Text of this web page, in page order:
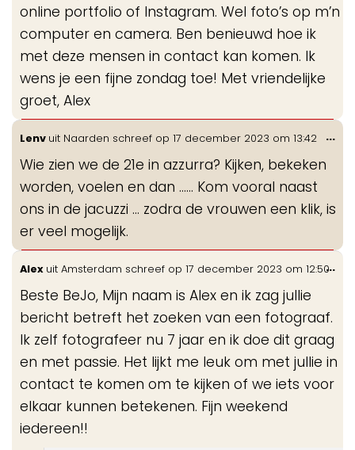
online portfolio of Instagram. Wel foto’s op m’n
computer en camera. Ben benieuwd hoe ik
met deze mensen in contact kan komen. Ik
wens je een fijne zondag toe! Met vriendelijke
groet, Alex
Lenv uit Naarden schreef op 17 december 2023 om 13:42
Wie zien we de 21e in azzurra? Kijken, bekeken
worden, voelen en dan …… Kom vooral naast
ons in de jacuzzi … zodra de vrouwen een klik, is
er veel mogelijk.
...
Alex uit Amsterdam schreef op 17 december 2023 om 12:50
Beste BeJo, Mijn naam is Alex en ik zag jullie
bericht betreft het zoeken van een fotograaf.
Ik zelf fotografeer nu 7 jaar en ik doe dit graag
en met passie. Het lijkt me leuk om met jullie in
contact te komen om te kijken of we iets voor
elkaar kunnen betekenen. Fijn weekend
iedereen!!
...